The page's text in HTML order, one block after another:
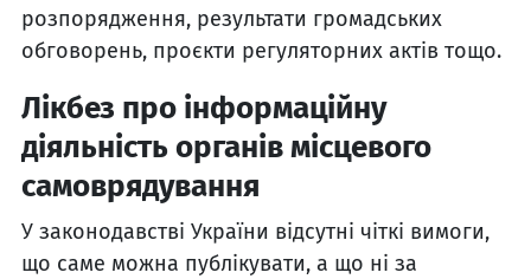
розпорядження, результати громадських
обговорень, проєкти регуляторних актів тощо.
Лікбез про інформаційну
діяльність органів місцевого
самоврядування
У законодавстві України відсутні чіткі вимоги,
що саме можна публікувати, а що ні за